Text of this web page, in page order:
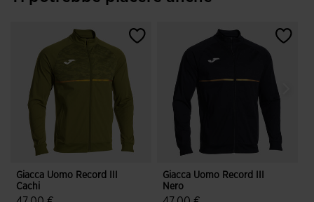
Giacca Uomo Record III
Cachi
Giacca Uomo Record III
Nero